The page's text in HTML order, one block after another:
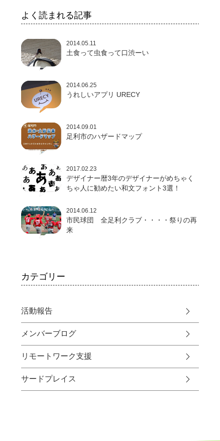
よく読まれる記事
2014.05.11
土食って虫食って口渋ーい
2014.06.25
うれしいアプリ URECY
2014.09.01
足利市のハザードマップ
2017.02.23
デザイナー暦3年のデザイナーがめちゃく
ちゃ人に勧めたい和文フォント3選！
2014.06.12
市民球団 全足利クラブ・・・・祭りの再
来
カテゴリー
活動報告
メンバーブログ
リモートワーク支援
サードプレイス